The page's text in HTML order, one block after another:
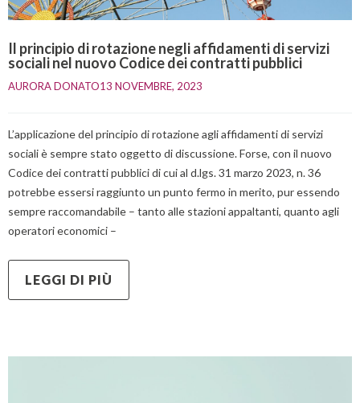
Il principio di rotazione negli affidamenti di servizi
sociali nel nuovo Codice dei contratti pubblici
AURORA DONATO13 NOVEMBRE, 2023
L’applicazione del principio di rotazione agli affidamenti di servizi
sociali è sempre stato oggetto di discussione. Forse, con il nuovo
Codice dei contratti pubblici di cui al d.lgs. 31 marzo 2023, n. 36
potrebbe essersi raggiunto un punto fermo in merito, pur essendo
sempre raccomandabile – tanto alle stazioni appaltanti, quanto agli
operatori economici –
LEGGI DI PIÙ